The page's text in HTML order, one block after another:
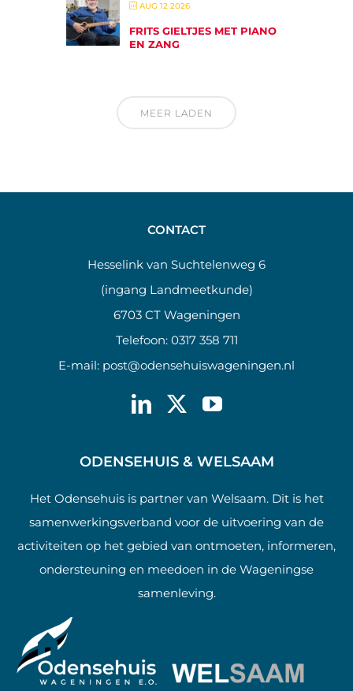
AUG 12 2026
FRITS GIELTJES MET PIANO
EN ZANG
MEER LADEN
CONTACT
Hesselink van Suchtelenweg 6
(ingang Landmeetkunde)
6703 CT Wageningen
Telefoon: 0317 358 711
E-mail: post@odensehuiswageningen.nl
ODENSEHUIS & WELSAAM
Het Odensehuis is partner van Welsaam. Dit is het
samenwerkingsverband voor de uitvoering van de
activiteiten op het gebied van ontmoeten, informeren,
ondersteuning en meedoen in de Wageningse
samenleving.